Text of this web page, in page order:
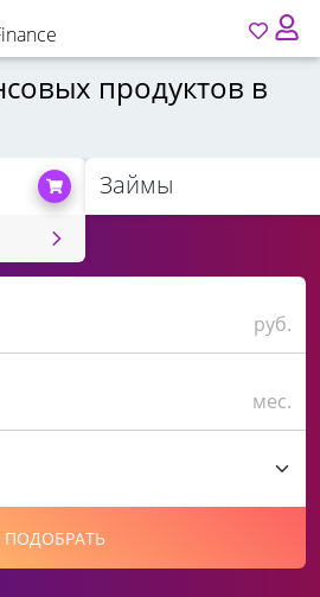
продуктов в
Займы
руб.
мес.
ПОДОБРАТЬ